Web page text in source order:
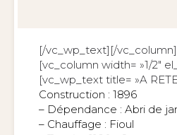
[/vc_wp_text][/
[vc_column width= »1/2″
[vc_wp_text title= »A
Construction : 1896
– Dépendance : Abri de
– Chauffage : Fioul